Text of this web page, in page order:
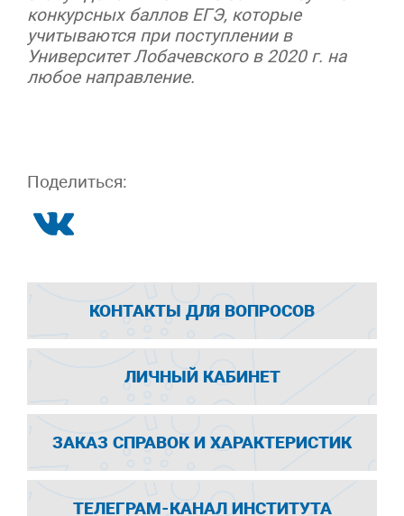
конкурсных баллов ЕГЭ, которые
учитываются при поступлении в
Университет Лобачевского в 2020 г. на
любое направление.
Поделиться:
КОНТАКТЫ ДЛЯ ВОПРОСОВ
ЛИЧНЫЙ КАБИНЕТ
ЗАКАЗ СПРАВОК И ХАРАКТЕРИСТИК
ТЕЛЕГРАМ-КАНАЛ ИНСТИТУТА